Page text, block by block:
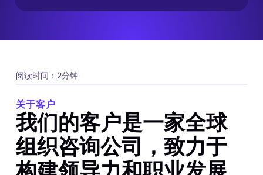
阅读时间：2分钟
关于客户
我们的客户是一家全球
组织咨询公司，致力于